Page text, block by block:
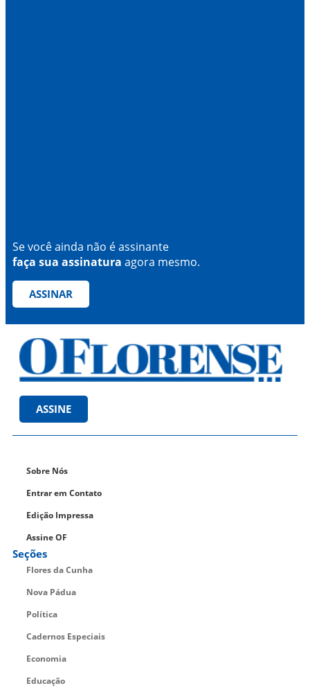
Se você ainda não é assinante
faça sua assinatura agora mesmo.
ASSINAR
ASSINE
Sobre Nós
Entrar em Contato
Edição Impressa
Assine OF
Seções
Flores da Cunha
Nova Pádua
Política
Cadernos Especiais
Economia
Educação